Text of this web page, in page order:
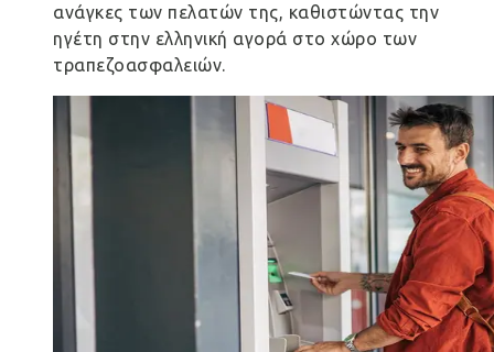
ανάγκες των πελατών της, καθιστώντας την
ηγέτη στην ελληνική αγορά στο χώρο των
τραπεζοασφαλειών.